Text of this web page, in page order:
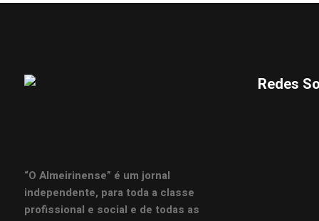
“O Almeirinense” é um jornal
independente, para toda a classe
profissional e social e de todas as
Redes